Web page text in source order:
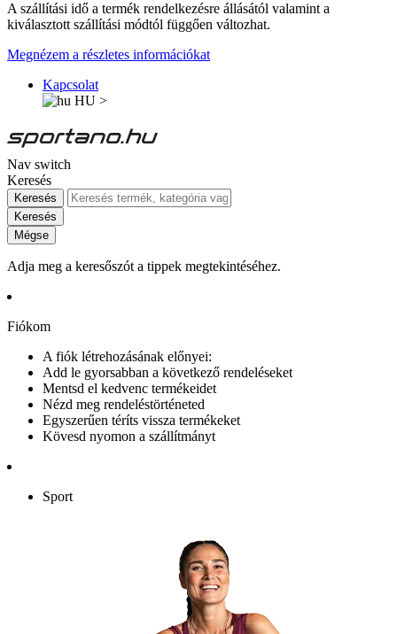
A szállítási idő a termék rendelkezésre állásától valamint a
kiválasztott szállítási módtól függően változhat.
Megnézem a részletes információkat
Kapcsolat
HU >
Nav switch
Keresés
Keresés
Keresés
Mégse
Adja meg a keresőszót a tippek megtekintéséhez.
Fiókom
A fiók létrehozásának előnyei:
Add le gyorsabban a következő rendeléseket
Mentsd el kedvenc termékeidet
Nézd meg rendeléstörténeted
Egyszerűen téríts vissza termékeket
Kövesd nyomon a szállítmányt
Sport